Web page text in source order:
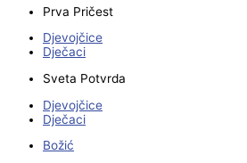
Prva Pričest
Djevojčice
Dječaci
Sveta Potvrda
Djevojčice
Dječaci
Božić